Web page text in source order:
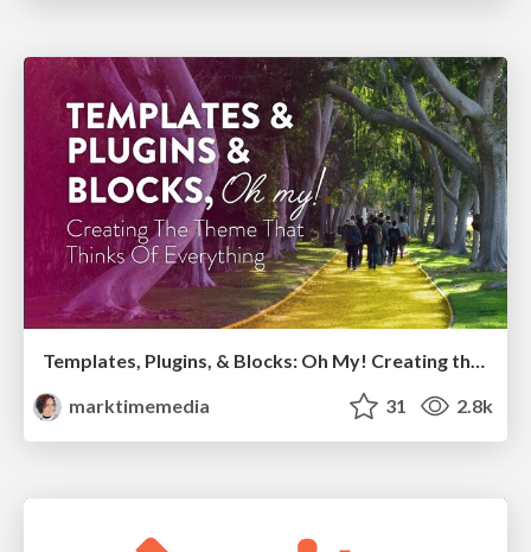
Templates, Plugins, & Blocks: Oh My! Creating the theme that thinks of everything
marktimemedia
31 2.8k